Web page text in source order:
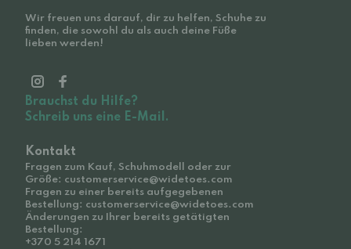
Wir freuen uns darauf, dir zu helfen, Schuhe zu
finden, die sowohl du als auch deine Füße
lieben werden!
Brauchst du Hilfe?
Schreib uns eine E-Mail.
Kontakt
Fragen zum Kauf, Schuhmodell oder zur
Größe: customerservice@widetoes.com
Fragen zu einer bereits aufgegebenen
Bestellung: customerservice@widetoes.com
Änderungen zu Ihrer bereits getätigten
Bestellung:
+370 5 214 1671